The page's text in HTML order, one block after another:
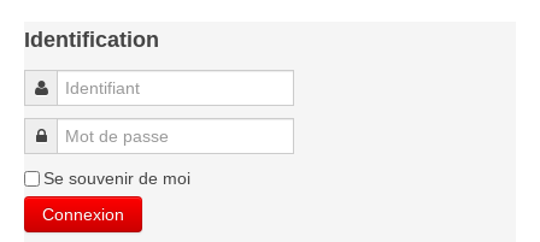
Le Challenge Blitz
Le Challenge 2014-2015
Le Challenge 2013-2014
Le Challenge 2012-2013
Identification
Identifiant
Mot de passe
Se souvenir de moi
Connexion